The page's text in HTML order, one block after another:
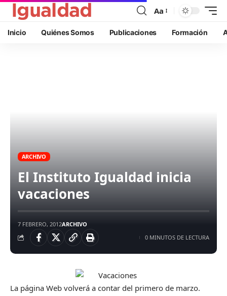
Aa
Inicio Quiénes Somos Publicaciones Formación
ARCHIVO
El Instituto Igualdad inicia
vacaciones
7 FEBRERO, 2012ARCHIVO
0 MINUTOS DE LECTURA
La página Web volverá a contar del primero de marzo.